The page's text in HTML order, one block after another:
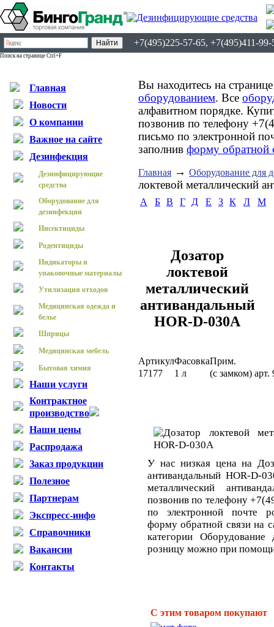
+7(495)225-57-65, +7(495)411-99-
Поиск на странице Ctrl+F
Главная
Новости
О компании
Важное на сайте
Дезинфекция
Дезинфицирующие
средства
Оборудование для
дезинфекции
Инсектициды
Родентициды
Индикаторы и
упаковочные материалы
Утилизация отходов
Медицинская одежда и
белье
Шприцы
Медицинская мебель
Бытовая химия
Наши услуги
Контрактное
производство
Наши цены
Распродажа
Заказ продукции
Полезное
Партнерам
Экспресс-инфо
Справочники
Вакансии
Контакты
Вы находитесь на
оборудованием. Все
алфавитном порядке.
позвонив по телефону
письмо по электронной
заполнив форму обратной
Главная → Оборудование для
локтевой металлический
А Б В Г Д Е З К Л М
Дозатор
локтевой
металлический
антивандальный
HOR-D-030A
АртикулФасовкаПрим.
17177
1 л (с замком)
У нас низкая цена на
антивандальный HOR-D-
металлический
позвонив по телефону
по электронной почте
форму обратной связи на
категории
розницу можно при
С этим товаром покупают